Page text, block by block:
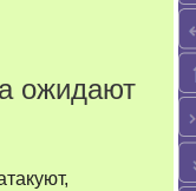
ожидают